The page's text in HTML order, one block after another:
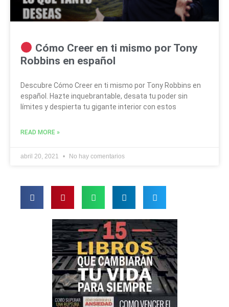
Cómo Creer en ti mismo por Tony
Robbins en español
Descubre Cómo Creer en ti mismo por Tony Robbins en
español. Hazte inquebrantable, desata tu poder sin
límites y despierta tu gigante interior con estos
READ MORE »
abril 20, 2021 No hay comentarios